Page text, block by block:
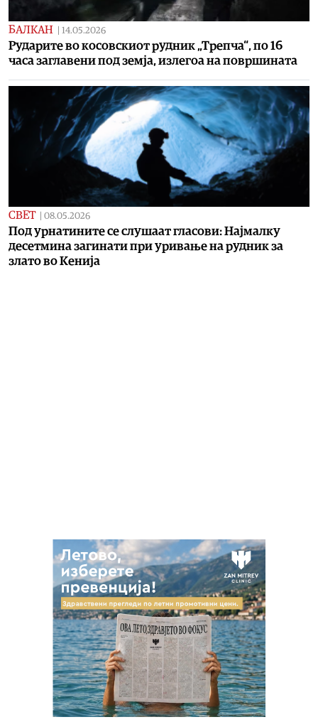
БАЛКАН 14.05.2026
Рударите во косовскиот рудник „Трепча“, по 16
часа заглавени под земја, излегоа на површината
СВЕТ 08.05.2026
Под урнатините се слушаат гласови: Најмалку
десетмина загинати при уривање на рудник за
злато во Кенија